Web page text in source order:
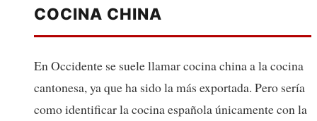
COCINA CHINA
En Occidente se suele llamar cocina china a la cocina
cantonesa, ya que ha sido la más exportada. Pero sería
como identificar la cocina española únicamente con la